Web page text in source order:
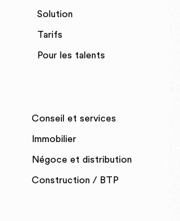
Solution
Tarifs
Pour les talents
Conseil et services
Immobilier
Négoce et distribution
Construction / BTP